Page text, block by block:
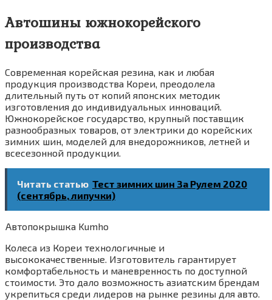
Автошины южнокорейского
производства
Современная корейская резина, как и любая
продукция производства Кореи, преодолела
длительный путь от копий японских методик
изготовления до индивидуальных инноваций.
Южнокорейское государство, крупный поставщик
разнообразных товаров, от электрики до корейских
зимних шин, моделей для внедорожников, летней и
всесезонной продукции.
Читать статью Тест зимних шин За Рулем 2020
(сентябрь, липучки)
Автопокрышка Kumho
Колеса из Кореи технологичные и
высококачественные. Изготовитель гарантирует
комфортабельность и маневренность по доступной
стоимости. Это дало возможность азиатским брендам
укрепиться среди лидеров на рынке резины для авто.